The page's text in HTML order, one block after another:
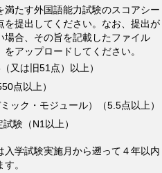
満たす外国語能力試験のスコアシー
を提出してください。なお、提出が
場合、その旨を記載したファイル
をアップロードしてください。
又は旧51点）以上）
点以上）
ック・モジュール）（5.5点以上）
験（N1以上）
入学試験実施月から遡って４年以内
。